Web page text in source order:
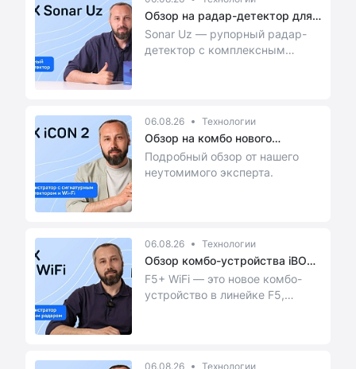
Обзор на радар-детектор для
Узбе...
Sonar Uz — рупорный радар-
детектор с комплексным
06.08.26 Технологии
Обзор на комбо нового
поколения ...
Подробный обзор от нашего
неутомимого эксперта.
06.08.26 Технологии
Обзор комбо-устройства iBOX
F5+WiFi
F5+ WiFi — это новое комбо-
устройство в линейке F5,
06.08.26 Технологии